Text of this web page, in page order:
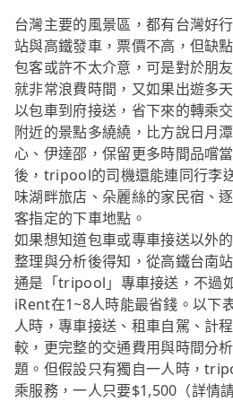
台灣主要的風景區，都有台灣好
站與高鐵發車，票價不高，但缺
包客或許不太介意，可是對於朋
就非常浪費時間，又如果出遊多
以包車到府接送，省下來的轉乘
附近的景點多繞繞，比方說日月
心、伊達邵，保留更多時間品嚐
後，tripool的司機還能連同行李
味湖畔旅店、朵麗絲的家民宿、
客指定的下車地點。
如果想知道包車或專車接送以外
整理與分析後得知，從高鐵台南
通是「tripool」專車接送，不過
iRent在1~8人時能最省錢。以下
人時，專車接送、租車自駕、計
較，更完整的交通費用與時間分
題。但假設只有獨自一人時，
乘服務，一人只要$1,500（詳情